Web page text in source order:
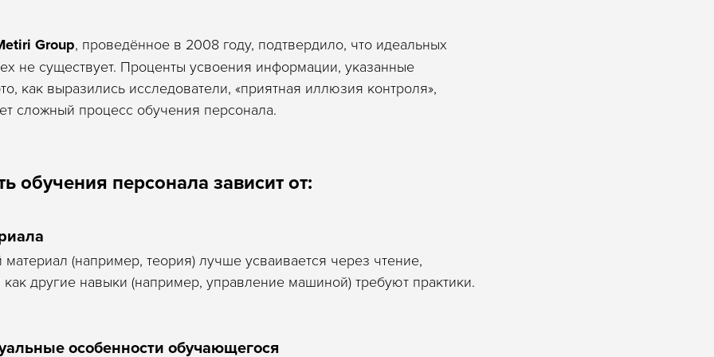
Group, проведённое в 2008 году, подтвердило, что идеальных
не существует. Проценты усвоения информации, указанные
как выразились исследователи, «приятная иллюзия контроля»,
сложный процесс обучения персонала.
обучения персонала зависит от:
(например, теория) лучше усваивается через чтение,
другие навыки (например, управление машиной) требуют практики.
особенности обучающегося
и акциями, а также
bot